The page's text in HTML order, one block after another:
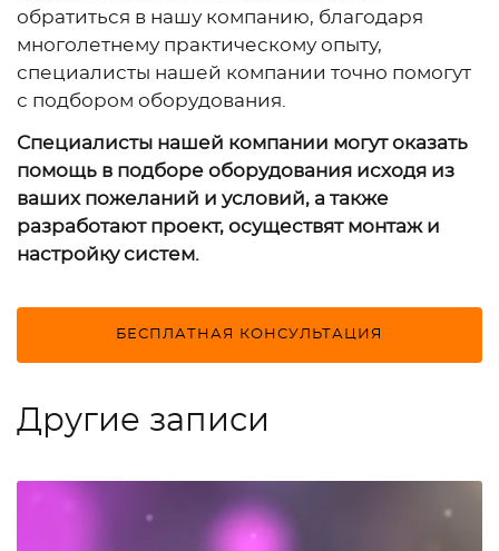
обратиться в нашу компанию, благодаря
многолетнему практическому опыту,
специалисты нашей компании точно помогут
с подбором оборудования.
Специалисты нашей компании могут оказать
помощь в подборе оборудования исходя из
ваших пожеланий и условий, а также
разработают проект, осуществят монтаж и
настройку систем.
БЕСПЛАТНАЯ КОНСУЛЬТАЦИЯ
Другие записи